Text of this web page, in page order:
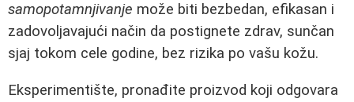
samopotamnjivanje može biti bezbedan, efikasan i
zadovoljavajući način da postignete zdrav, sunčan
sjaj tokom cele godine, bez rizika po vašu kožu.
Eksperimentište, pronađite proizvod koji odgovara